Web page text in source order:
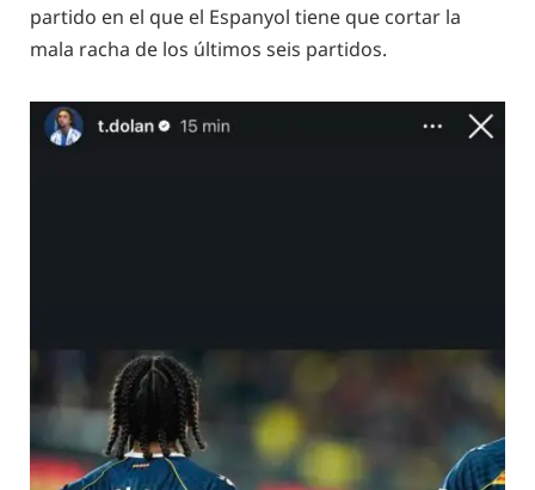
partido en el que el Espanyol tiene que cortar la
mala racha de los últimos seis partidos.